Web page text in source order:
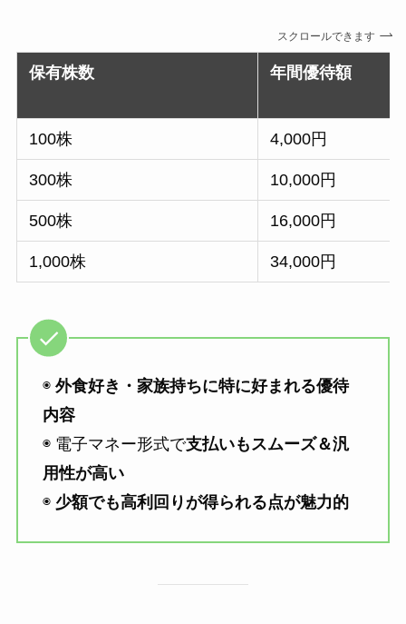
スクロールできます
保有株数 年間優待額
100株 4,000円
300株 10,000円
500株 16,000円
1,000株 34,000円
◉ 外食好き・家族持ちに特に好まれる優待
内容
◉ 電子マネー形式で支払いもスムーズ＆汎
用性が高い
◉ 少額でも高利回りが得られる点が魅力的